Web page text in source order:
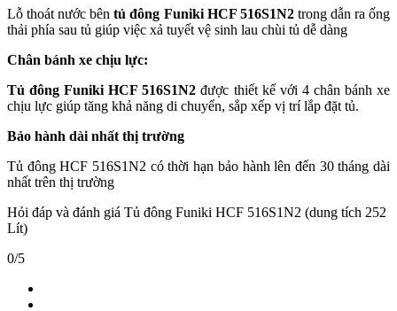
Lỗ thoát nước bêntủ đông Funiki HCF 516S1N2trong dẫn ra ống
thải phía sau tủ giúp việc xả tuyết vệ sinh lau chùi tủ dễ dàng
Chân bánh xe chịu lực:
Tủ đông Funiki HCF 516S1N2 được thiết kế với 4 chân bánh xe
chịu lực giúp tăng khả năng di chuyển, sắp xếp vị trí lắp đặt tủ.
Bảo hành dài nhất thị trường
Tủ đông HCF 516S1N2 có thời hạn bảo hành lên đến 30 tháng dài
nhất trên thị trường
Hỏi đáp và đánh giá Tủ đông Funiki HCF 516S1N2 (dung tích 252
Lít)
0/5